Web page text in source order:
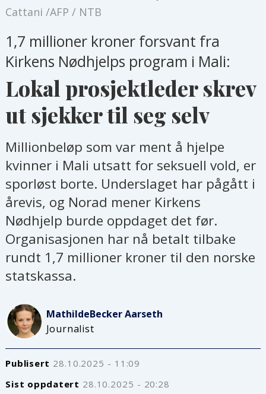
Cattani /AFP / NTB
1,7 millioner kroner forsvant fra
Kirkens Nødhjelps program i Mali:
Lokal prosjektleder skrev
ut sjekker til seg selv
Millionbeløp som var ment å hjelpe
kvinner i Mali utsatt for seksuell vold, er
sporløst borte. Underslaget har pågått i
årevis, og Norad mener Kirkens
Nødhjelp burde oppdaget det før.
Organisasjonen har nå betalt tilbake
rundt 1,7 millioner kroner til den norske
statskassa.
MathildeBecker Aarseth
Journalist
Publisert
28.10.2025 - 11:09
Sist oppdatert
28.10.2025 - 20:28